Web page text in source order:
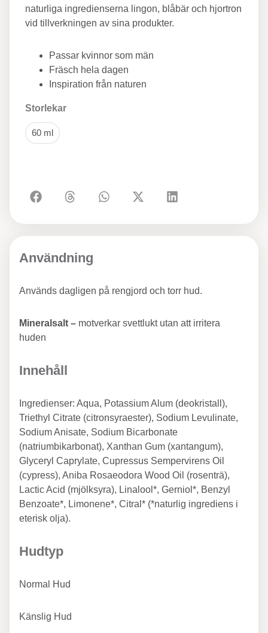
naturliga ingredienserna lingon, blåbär och hjortron
vid tillverkningen av sina produkter.
Passar kvinnor som män
Fräsch hela dagen
Inspiration från naturen
Storlekar
60 ml
Användning
Används dagligen på rengjord och torr hud.
Mineralsalt – motverkar svettlukt utan att irritera
huden
Innehåll
Ingredienser: Aqua, Potassium Alum (deokristall),
Triethyl Citrate (citronsyraester), Sodium Levulinate,
Sodium Anisate, Sodium Bicarbonate
(natriumbikarbonat), Xanthan Gum (xantangum),
Glyceryl Caprylate, Cupressus Sempervirens Oil
(cypress), Aniba Rosaeodora Wood Oil (rosenträ),
Lactic Acid (mjölksyra), Linalool*, Gerniol*, Benzyl
Benzoate*, Limonene*, Citral* (*naturlig ingrediens i
eterisk olja).
Hudtyp
Normal Hud
Känslig Hud